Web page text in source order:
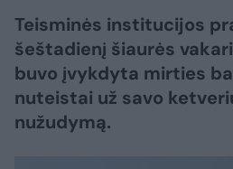
Teisminės institucijos
šeštadienį šiaurės
buvo įvykdyta mirties
nuteistai už savo
nužudymą.